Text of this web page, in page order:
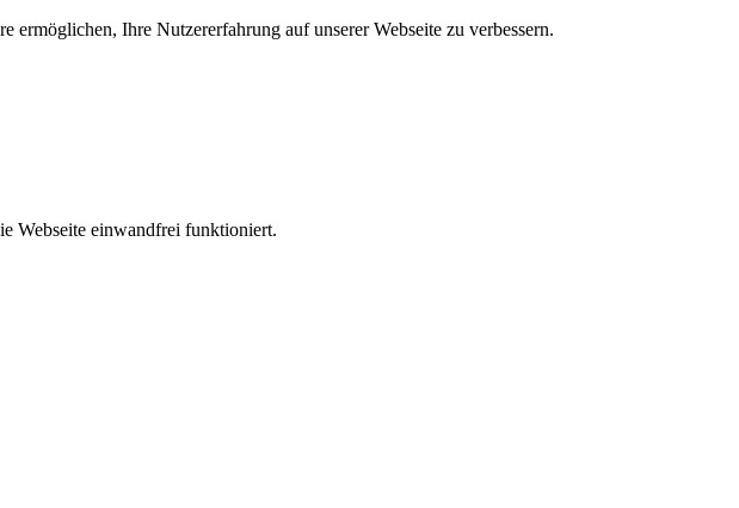
Ihre Nutzererfahrung auf unserer Webseite zu verbessern.
Webseite einwandfrei funktioniert.